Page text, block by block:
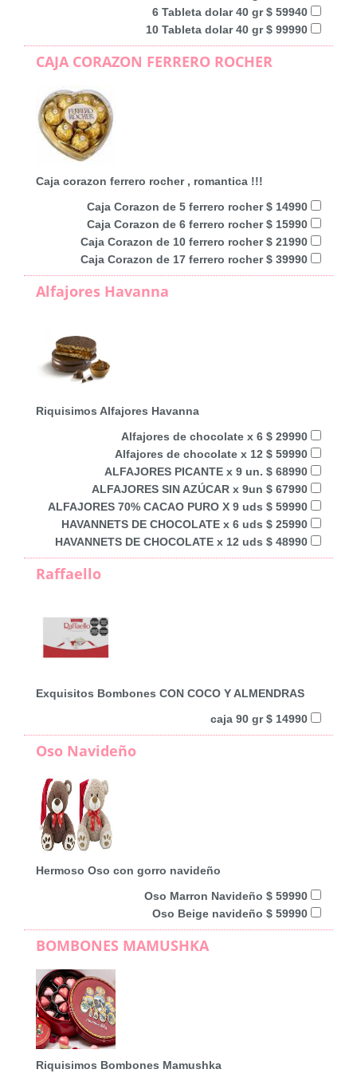
6 Tableta dolar 40 gr $ 59940
10 Tableta dolar 40 gr $ 99990
CAJA CORAZON FERRERO ROCHER
Caja corazon ferrero rocher , romantica !!!
Caja Corazon de 5 ferrero rocher $ 14990
Caja Corazon de 6 ferrero rocher $ 15990
Caja Corazon de 10 ferrero rocher $ 21990
Caja Corazon de 17 ferrero rocher $ 39990
Alfajores Havanna
Riquisimos Alfajores Havanna
Alfajores de chocolate x 6 $ 29990
Alfajores de chocolate x 12 $ 59990
ALFAJORES PICANTE x 9 un. $ 68990
ALFAJORES SIN AZÚCAR x 9un $ 67990
ALFAJORES 70% CACAO PURO X 9 uds $ 59990
HAVANNETS DE CHOCOLATE x 6 uds $ 25990
HAVANNETS DE CHOCOLATE x 12 uds $ 48990
Raffaello
Exquisitos Bombones CON COCO Y ALMENDRAS
caja 90 gr $ 14990
Oso Navideño
Hermoso Oso con gorro navideño
Oso Marron Navideño $ 59990
Oso Beige navideño $ 59990
BOMBONES MAMUSHKA
Riquisimos Bombones Mamushka